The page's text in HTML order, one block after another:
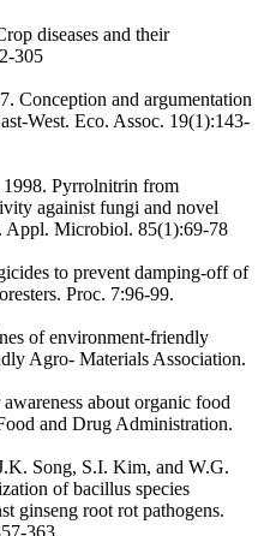
diseases and their
305
Conception and argumentation
West. Eco. Assoc. 19(1):143-
Pyrrolnitrin from
againist fungi and novel
Appl. Microbiol. 85(1):69-78
to prevent damping-off of
Proc. 7:96-99.
of environment-friendly
Agro- Materials Association.
about organic food
and Drug Administration.
Song, S.I. Kim, and W.G.
of bacillus species
ginseng root rot pathogens.
363.